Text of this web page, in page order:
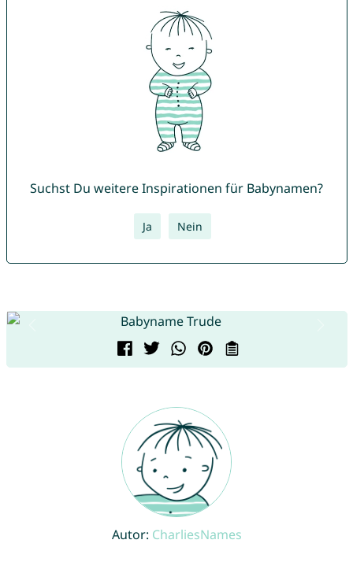
Suchst Du weitere Inspirationen für Babynamen?
Ja Nein
Autor: CharliesNames